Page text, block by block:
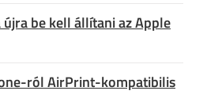
újra be kell állítani az Apple
ról AirPrint-kompatibilis